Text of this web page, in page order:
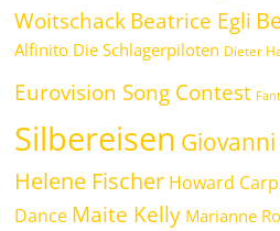
WoitschackBeatrice Egli
Alfinito Die Schlagerpiloten Dieter
Eurovision Song Contest
Silbereisen
Helene Fischer Howard
Dance Maite Kelly Marianne